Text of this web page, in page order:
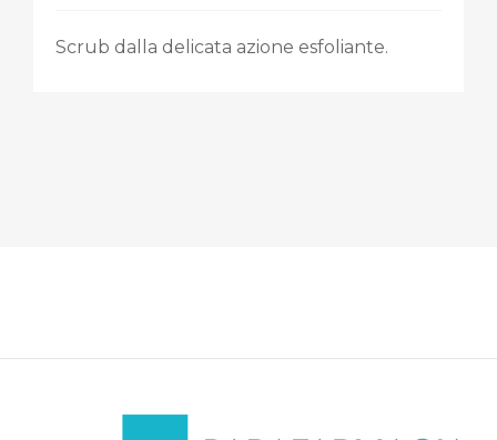
Scrub dalla delicata azione esfoliante.